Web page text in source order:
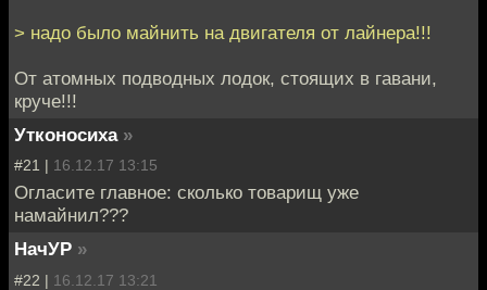
> надо было майнить на двигателя от лайнера!!!
От атомных подводных лодок, стоящих в гавани,
круче!!!
Утконосиха »
#21 | 16.12.17 13:15
Огласите главное: сколько товарищ уже
намайнил???
НачУР »
#22 | 16.12.17 13:21